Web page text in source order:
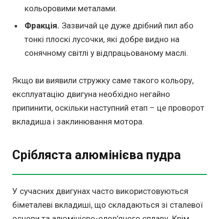
кольоровими металами.
Фракція. Зазвичай це дуже дрібний пил або
тонкі плоскі лусочки, які добре видно на
сонячному світлі у відпрацьованому маслі.
Якщо ви виявили стружку саме такого кольору,
експлуатацію двигуна необхідно негайно
припинити, оскільки наступний етап – це проворот
вкладиша і заклинювання мотора.
Срібляста алюмінієва пудра
У сучасних двигунах часто використовуються
біметалеві вкладиші, що складаються зі сталевої